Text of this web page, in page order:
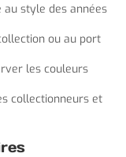
au style des années
ou au port
les couleurs
collectionneurs et